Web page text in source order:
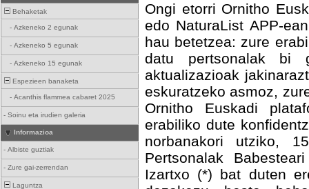
Behaketak
- Azkeneko 2 egunak
- Azkeneko 5 egunak
- Azkeneko 15 egunak
Espezieen banaketa
- Acanthis flammea cabaret 2025
- Soinu eta irudien galeria
Informazioa
- Albiste guztiak
- Zure gai-zerrendan
Laguntza
Ongi etorri Ornitho
edo NaturaList APP-
hau betetzea: zure
datu pertsonalak bi
aktualizazioak
eskuratzeko asmoz,
Ornitho Euskadi
erabiliko dute
norbanakori utziko,
Pertsonalak
Izartxo (*) bat duten